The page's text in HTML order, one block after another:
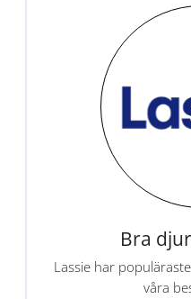
Bra
Lassie har
våra